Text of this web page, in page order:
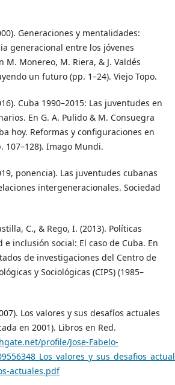
Generaciones y mentalidades:
generacional entre los jóvenes
M. Monereo, M. Riera, & J. Valdés
un futuro (pp. 1–24). Viejo Topo.
Cuba 1990–2015: Las juventudes en
En G. A. Pulido & M. Consuegra
hoy. Reformas y configuraciones en
107–128). Imago Mundi.
ponencia). Las juventudes cubanas
intergeneracionales. Sociedad
C., & Rego, I. (2013). Políticas
inclusión social: El caso de Cuba. En
de investigaciones del Centro de
y Sociológicas (CIPS) (1985–
Los valores y sus desafíos actuales
en 2001). Libros en Red.
profile/Jose-Fabelo-
actuales.pdf